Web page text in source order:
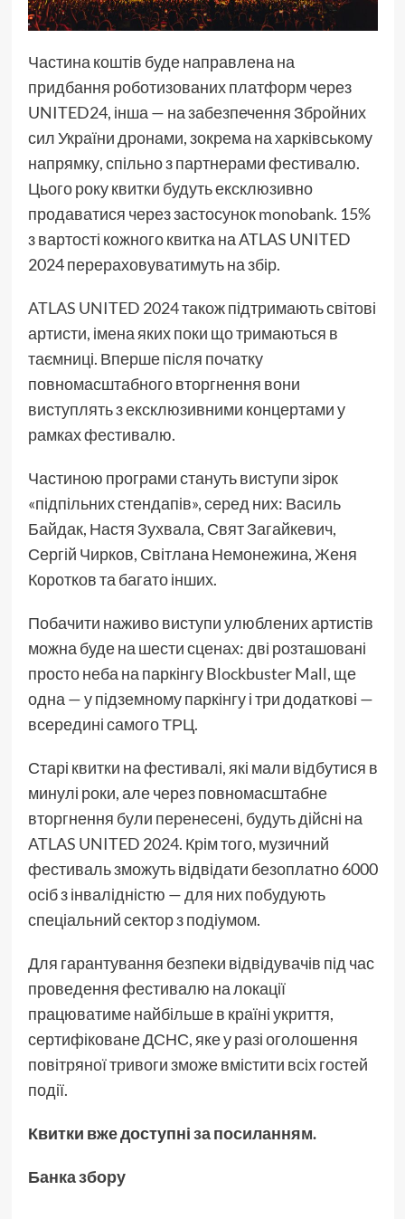
Частина коштів буде направлена на
придбання роботизованих платформ через
UNITED24, інша — на забезпечення Збройних
сил України дронами, зокрема на харківському
напрямку, спільно з партнерами фестивалю.
Цього року квитки будуть ексклюзивно
продаватися через застосунок monobank. 15%
з вартості кожного квитка на ATLAS UNITED
2024 перераховуватимуть на збір.
ATLAS UNITED 2024також підтримають світові
артисти, імена яких поки що тримаються в
таємниці. Вперше після початку
повномасштабного вторгнення вони
виступлять з ексклюзивними концертами у
рамках фестивалю.
Частиною програми стануть виступи зірок
«підпільних стендапів», серед них: Василь
Байдак, Настя Зухвала, Свят Загайкевич,
Сергій Чирков, Світлана Немонежина, Женя
Коротков та багато інших.
Побачити наживо виступи улюблених артистів
можна буде на шести сценах: дві розташовані
просто неба на паркінгу Blockbuster Mall, ще
одна — у підземному паркінгу і три додаткові —
всередині самого ТРЦ.
Старі квитки на фестивалі, які мали відбутися в
минулі роки, але через повномасштабне
вторгнення були перенесені, будуть дійсні на
ATLAS UNITED 2024. Крім того, музичний
фестиваль зможуть відвідати безоплатно 6000
осіб з інвалідністю — для них побудують
спеціальний сектор з подіумом.
Для гарантування безпеки відвідувачів під час
проведення фестивалю на локації
працюватиме найбільше в країні укриття,
сертифіковане ДСНС, яке у разі оголошення
повітряної тривоги зможе вмістити всіх гостей
події.
Квитки вже доступніза посиланням.
Банка збору